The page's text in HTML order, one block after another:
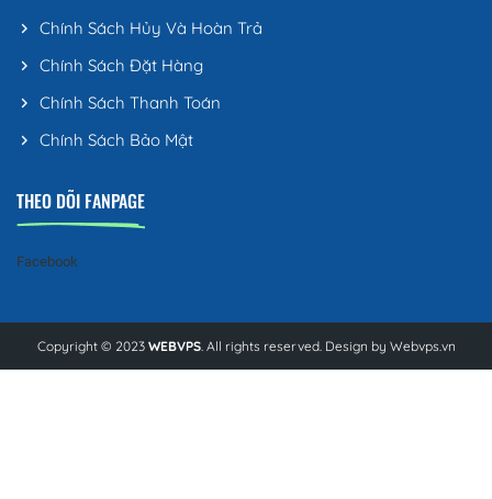
Chính Sách Hủy Và Hoàn Trả
Chính Sách Đặt Hàng
Chính Sách Thanh Toán
Chính Sách Bảo Mật
THEO DÕI FANPAGE
Facebook
Copyright © 2023 WEBVPS. All rights reserved. Design by Webvps.vn